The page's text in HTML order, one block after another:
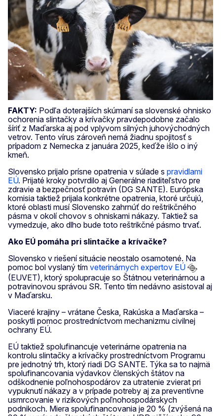
FAKTY: Podľa doterajších skúmaní sa slovenské ohnisko
ochorenia slintačky a krívačky pravdepodobne začalo
šíriť z Maďarska aj pod vplyvom silných juhovýchodných
vetrov. Tento vírus zároveň nemá žiadnu spojitosť s
prípadom z Nemecka z januára 2025, keďže išlo o iný
kmeň.
Slovensko prijalo prísne opatrenia v súlade s pravidlami
EÚ. Prijaté kroky potvrdilo aj Generálne riaditeľstvo pre
zdravie a bezpečnosť potravín (DG SANTE). Európska
komisia taktiež prijala konkrétne opatrenia, ktoré určujú,
ktoré oblasti musí Slovensko zahrnúť do reštrikčného
pásma v okolí chovov s ohniskami nákazy. Taktiež sa
vymedzuje, ako dlho bude toto reštrikčné pásmo trvať.
Ako EÚ pomáha pri slintačke a krívačke?
Slovensko v riešení situácie neostalo osamotené. Na
pomoc bol vyslaný tím veterinárnych expertov EÚ
(EUVET), ktorý spolupracuje so Štátnou veterinárnou a
potravinovou správou SR. Tento tím nedávno asistoval aj
v Maďarsku.
Viaceré krajiny – vrátane Česka, Rakúska a Maďarska –
poskytli pomoc prostredníctvom mechanizmu civilnej
ochrany EÚ.
EÚ taktiež spolufinancuje veterinárne opatrenia na
kontrolu slintačky a krívačky prostredníctvom Programu
pre jednotný trh, ktorý riadi DG SANTE. Týka sa to najmä
spolufinancovania výdavkov členských štátov na
odškodnenie poľnohospodárov za utratenie zvierat pri
vypuknutí nákazy a v prípade potreby aj za preventívne
usmrcovanie v rizikových poľnohospodárskych
podnikoch. Miera spolufinancovania je 20 % (zvýšená na